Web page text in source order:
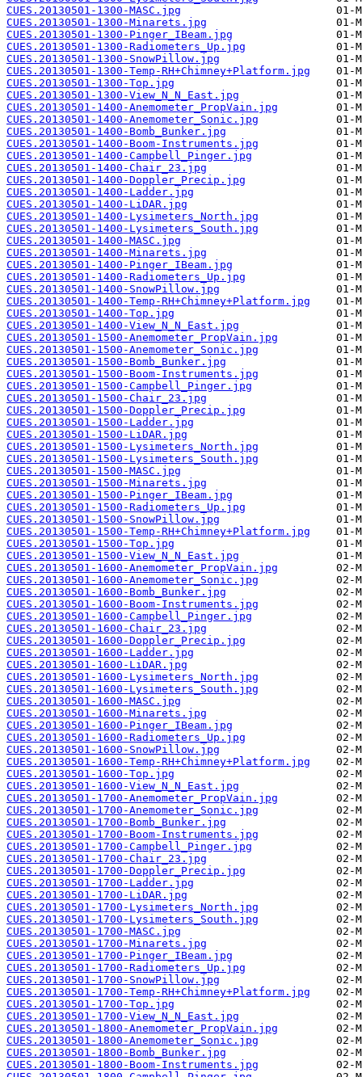
CUES.20130501-1300-MASC.jpg
CUES.20130501-1300-Minarets.jpg
CUES.20130501-1300-Pinger_IBeam.jpg
CUES.20130501-1300-Radiometers_Up.jpg
CUES.20130501-1300-SnowPillow.jpg
CUES.20130501-1300-Temp-RH+Chimney+Platform.jpg
CUES.20130501-1300-Top.jpg
CUES.20130501-1300-View_N_N_East.jpg
CUES.20130501-1400-Anemometer_PropVain.jpg
CUES.20130501-1400-Anemometer_Sonic.jpg
CUES.20130501-1400-Bomb_Bunker.jpg
CUES.20130501-1400-Boom-Instruments.jpg
CUES.20130501-1400-Campbell_Pinger.jpg
CUES.20130501-1400-Chair_23.jpg
CUES.20130501-1400-Doppler_Precip.jpg
CUES.20130501-1400-Ladder.jpg
CUES.20130501-1400-LiDAR.jpg
CUES.20130501-1400-Lysimeters_North.jpg
CUES.20130501-1400-Lysimeters_South.jpg
CUES.20130501-1400-MASC.jpg
CUES.20130501-1400-Minarets.jpg
CUES.20130501-1400-Pinger_IBeam.jpg
CUES.20130501-1400-Radiometers_Up.jpg
CUES.20130501-1400-SnowPillow.jpg
CUES.20130501-1400-Temp-RH+Chimney+Platform.jpg
CUES.20130501-1400-Top.jpg
CUES.20130501-1400-View_N_N_East.jpg
CUES.20130501-1500-Anemometer_PropVain.jpg
CUES.20130501-1500-Anemometer_Sonic.jpg
CUES.20130501-1500-Bomb_Bunker.jpg
CUES.20130501-1500-Boom-Instruments.jpg
CUES.20130501-1500-Campbell_Pinger.jpg
CUES.20130501-1500-Chair_23.jpg
CUES.20130501-1500-Doppler_Precip.jpg
CUES.20130501-1500-Ladder.jpg
CUES.20130501-1500-LiDAR.jpg
CUES.20130501-1500-Lysimeters_North.jpg
CUES.20130501-1500-Lysimeters_South.jpg
CUES.20130501-1500-MASC.jpg
CUES.20130501-1500-Minarets.jpg
CUES.20130501-1500-Pinger_IBeam.jpg
CUES.20130501-1500-Radiometers_Up.jpg
CUES.20130501-1500-SnowPillow.jpg
CUES.20130501-1500-Temp-RH+Chimney+Platform.jpg
CUES.20130501-1500-Top.jpg
CUES.20130501-1500-View_N_N_East.jpg
CUES.20130501-1600-Anemometer_PropVain.jpg
CUES.20130501-1600-Anemometer_Sonic.jpg
CUES.20130501-1600-Bomb_Bunker.jpg
CUES.20130501-1600-Boom-Instruments.jpg
CUES.20130501-1600-Campbell_Pinger.jpg
CUES.20130501-1600-Chair_23.jpg
CUES.20130501-1600-Doppler_Precip.jpg
CUES.20130501-1600-Ladder.jpg
CUES.20130501-1600-LiDAR.jpg
CUES.20130501-1600-Lysimeters_North.jpg
CUES.20130501-1600-Lysimeters_South.jpg
CUES.20130501-1600-MASC.jpg
CUES.20130501-1600-Minarets.jpg
CUES.20130501-1600-Pinger_IBeam.jpg
CUES.20130501-1600-Radiometers_Up.jpg
CUES.20130501-1600-SnowPillow.jpg
CUES.20130501-1600-Temp-RH+Chimney+Platform.jpg
CUES.20130501-1600-Top.jpg
CUES.20130501-1600-View_N_N_East.jpg
CUES.20130501-1700-Anemometer_PropVain.jpg
CUES.20130501-1700-Anemometer_Sonic.jpg
CUES.20130501-1700-Bomb_Bunker.jpg
CUES.20130501-1700-Boom-Instruments.jpg
CUES.20130501-1700-Campbell_Pinger.jpg
CUES.20130501-1700-Chair_23.jpg
CUES.20130501-1700-Doppler_Precip.jpg
CUES.20130501-1700-Ladder.jpg
CUES.20130501-1700-LiDAR.jpg
CUES.20130501-1700-Lysimeters_North.jpg
CUES.20130501-1700-Lysimeters_South.jpg
CUES.20130501-1700-MASC.jpg
CUES.20130501-1700-Minarets.jpg
CUES.20130501-1700-Pinger_IBeam.jpg
CUES.20130501-1700-Radiometers_Up.jpg
CUES.20130501-1700-SnowPillow.jpg
CUES.20130501-1700-Temp-RH+Chimney+Platform.jpg
CUES.20130501-1700-Top.jpg
CUES.20130501-1700-View_N_N_East.jpg
CUES.20130501-1800-Anemometer_PropVain.jpg
CUES.20130501-1800-Anemometer_Sonic.jpg
CUES.20130501-1800-Bomb_Bunker.jpg
CUES.20130501-1800-Boom-Instruments.jpg